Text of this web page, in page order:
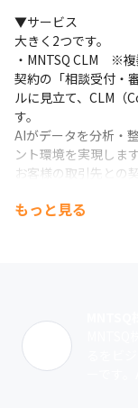
▼サービス
大きく2つです。
・MNTSQ CLM　※
契約の「相談受付・
ルに見立て、CLM
す。
AIがデータを分析・
ント環境を実現します
お客様の取引先との
単なる業務効率化に
ビジネスの高速化と
AI相談で低リスクな
にエスカレーション
もっと見る